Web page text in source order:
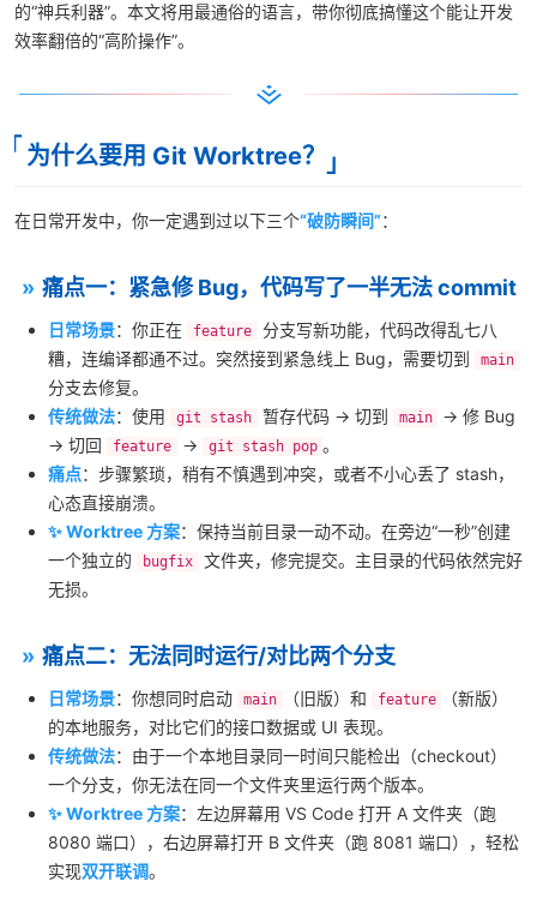
的“神兵利器”。本文将用最通俗的语言，带你彻底搞懂这个能让开发
效率翻倍的“高阶操作”。
为什么要用 Git Worktree？
在日常开发中，你一定遇到过以下三个“破防瞬间”：
痛点一：紧急修 Bug，代码写了一半无法 commit
日常场景：你正在 feature
分支写新功能，代码改得乱七八
糟，连编译都通不过。突然接到紧急线上 Bug，需要切到
main
分支去修复。
传统做法：使用 git stash 暂存代码 → 切到 main
→ 修 Bug
→ 切回
feature → git stash pop 。
痛点：步骤繁琐，稍有不慎遇到冲突，或者不小心丢了 stash，
心态直接崩溃。
✨ Worktree 方案：保持当前目录一动不动。在旁边“一秒”创建
一个独立的
bugfix
文件夹，修完提交。主目录的代码依然完好
无损。
痛点二：无法同时运行/对比两个分支
日常场景：你想同时启动 main （旧版）和 feature
（新版）
的本地服务，对比它们的接口数据或 UI 表现。
传统做法：由于一个本地目录同一时间只能检出（checkout）
一个分支，你无法在同一个文件夹里运行两个版本。
✨ Worktree 方案：左边屏幕用 VS Code 打开 A 文件夹（跑
8080 端口），右边屏幕打开 B 文件夹（跑 8081 端口），轻松
实现双开联调。